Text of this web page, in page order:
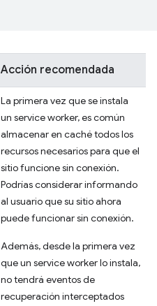
Acción recomendada
La primera vez que se instala
un service worker, es común
almacenar en caché todos los
recursos necesarios para que el
sitio funcione sin conexión.
Podrías considerar informando
al usuario que su sitio ahora
puede funcionar sin conexión.
Además, desde la primera vez
que un service worker lo instala,
no tendrá eventos de
recuperación interceptados